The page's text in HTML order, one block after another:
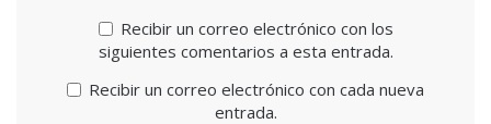
Recibir un correo electrónico con los
siguientes comentarios a esta entrada.
Recibir un correo electrónico con cada nueva
entrada.